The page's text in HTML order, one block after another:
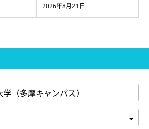
2026年8月21日